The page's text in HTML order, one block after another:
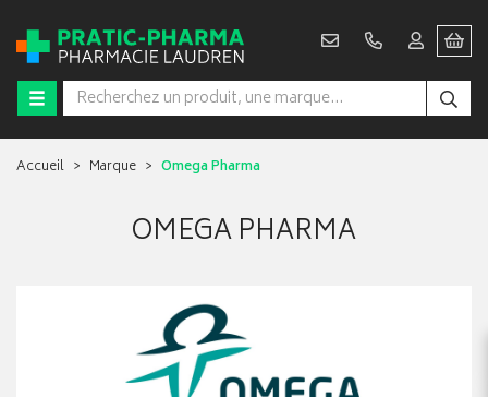
Accueil Marque Omega Pharma
OMEGA PHARMA